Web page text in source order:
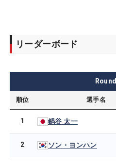
リーダーボード
Round
順位 選手名
1 鍋谷 太一
2 ソン・ヨンハン